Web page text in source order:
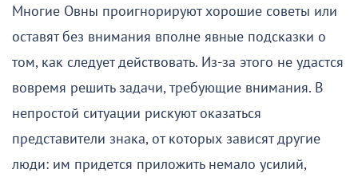
Многие Овны проигнорируют хорошие советы или
оставят без внимания вполне явные подсказки о
том, как следует действовать. Из-за этого не удастся
вовремя решить задачи, требующие внимания. В
непростой ситуации рискуют оказаться
представители знака, от которых зависят другие
люди: им придется приложить немало усилий,